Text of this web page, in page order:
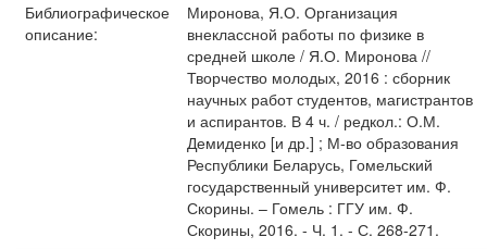
Библиографическое
описание:
Миронова, Я.О. Организация
внеклассной работы по физике в
средней школе / Я.О. Миронова //
Творчество молодых, 2016 : сборник
научных работ студентов, магистрантов
и аспирантов. В 4 ч. / редкол.: О.М.
Демиденко [и др.] ; М-во образования
Республики Беларусь, Гомельский
государственный университет им. Ф.
Скорины. – Гомель : ГГУ им. Ф.
Скорины, 2016. - Ч. 1. - С. 268-271.